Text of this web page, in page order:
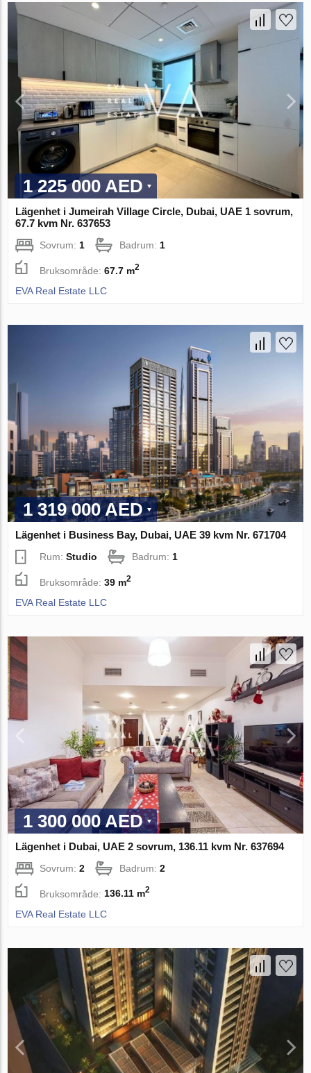
1 225 000 AED
Lägenhet i Jumeirah Village Circle, Dubai, UAE 1 sovrum,
67.7 kvm Nr. 637653
Sovrum:1 Badrum:1
Bruksområde:67.7 m2
EVA Real Estate LLC
1 319 000 AED
Lägenhet i Business Bay, Dubai, UAE 39 kvm Nr. 671704
Rum:Studio Badrum: 1
Bruksområde:39 m2
EVA Real Estate LLC
1 300 000 AED
Lägenhet i Dubai, UAE 2 sovrum, 136.11 kvm Nr. 637694
Sovrum:2 Badrum:2
Bruksområde:136.11 m2
EVA Real Estate LLC